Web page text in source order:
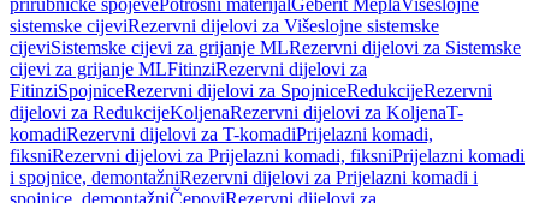
prirubničke spojevePotrošni materijalGeberit MeplaVišeslojne
sistemske cijeviRezervni dijelovi za Višeslojne sistemske
cijeviSistemske cijevi za grijanje MLRezervni dijelovi za Sistemske
cijevi za grijanje MLFitinziRezervni dijelovi za
FitinziSpojniceRezervni dijelovi za SpojniceRedukcijeRezervni
dijelovi za RedukcijeKoljenaRezervni dijelovi za KoljenaT-
komadiRezervni dijelovi za T-komadiPrijelazni komadi,
fiksniRezervni dijelovi za Prijelazni komadi, fiksniPrijelazni komadi
i spojnice, demontažniRezervni dijelovi za Prijelazni komadi i
spojnice, demontažniČepoviRezervni dijelovi za